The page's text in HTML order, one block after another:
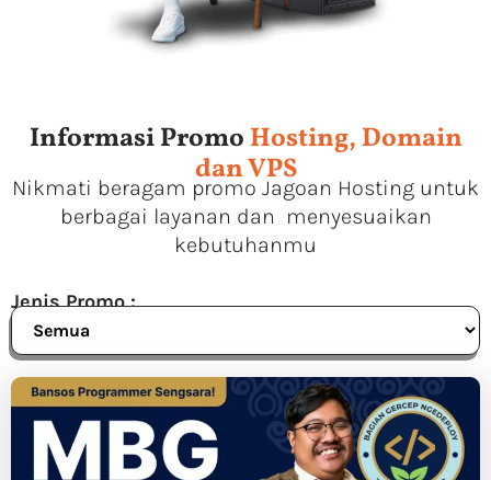
Informasi Promo Hosting, Domain
dan VPS
Nikmati beragam promo Jagoan Hosting untuk
berbagai layanan dan menyesuaikan
kebutuhanmu
Jenis Promo :